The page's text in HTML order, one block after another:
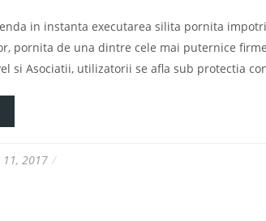
in instanta executarea silita pornita
pornita de una dintre cele mai puternice
si Asociatii, utilizatorii se afla sub protectia
11, 2017